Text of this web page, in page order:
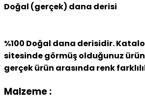
Doğal (gerçek) dana derisi
%100 Doğal dana derisidir.
sitesinde görmüş olduğunuz
gerçek ürün arasında renk
Malzeme :